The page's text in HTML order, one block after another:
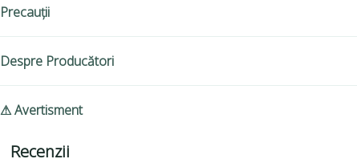
Precauții
Despre Producători
⚠ Avertisment
Recenzii